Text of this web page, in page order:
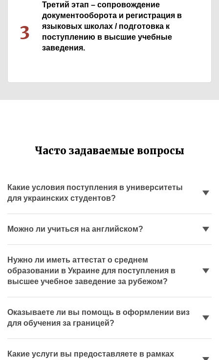
3
Третий этап – сопровождение
документооборота и регистрация в
языковых школах / подготовка к
поступлению в высшие учебные
заведения.
Часто задаваемые вопросы
Какие условия поступления в университеты
для украинских студентов?
Можно ли учиться на английском?
Нужно ли иметь аттестат о среднем
образовании в Украине для поступления в
высшее учебное заведение за рубежом?
Оказываете ли вы помощь в оформлении виз
для обучения за границей?
Какие услуги вы предоставляете в рамках